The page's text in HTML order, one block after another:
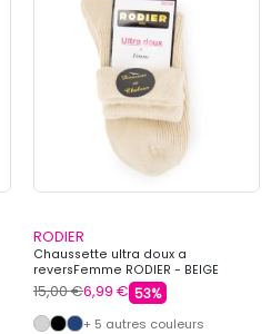
RODIER
Chaussette ultra doux a
reversFemme RODIER - BEIGE
15,00 €6,99 € 53%
+ 5 autres couleurs